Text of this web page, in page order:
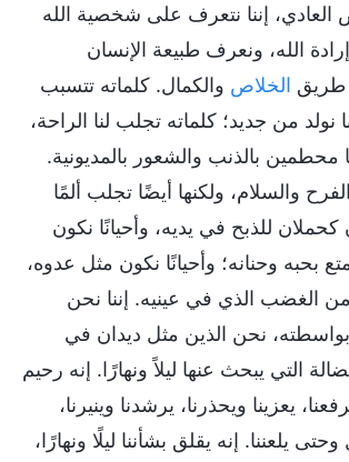
العادي، إننا نتعرف على شخصية الله
الله، ونعرف طبيعة الإنسان
طريق الخلاص والكمال. كلماته تتسبب
نولد من جديد؛ كلماته تجلب لنا الراحة،
محطمين بالذنب والشعور بالمديونية.
والسلام، ولكنها أيضًا تجلب ألمًا
كحملان للذبح في يديه، وأحيانًا نكون
بحبه وحنانه؛ وأحيانًا نكون مثل عدوه،
الغضب الذي في عينيه. إننا نحن
نحن الذين مثل ديدان في
التي يبحث عنها ليلاً ونهارًا. إنه رحيم
يعزينا ويحذرنا، يرشدنا وينيرنا،
وحتى يلعننا. إنه يقلق بشأننا ليلًا ونهارًا،